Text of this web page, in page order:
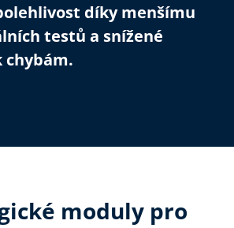
díky menšímu
testů a snížené
chybám.
moduly pro